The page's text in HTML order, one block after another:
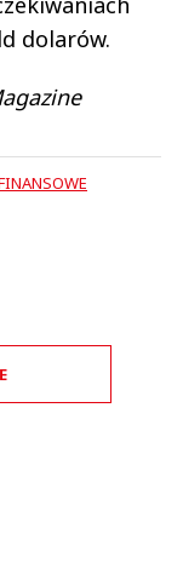
dolarów.